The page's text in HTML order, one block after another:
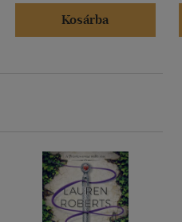
Kosárba